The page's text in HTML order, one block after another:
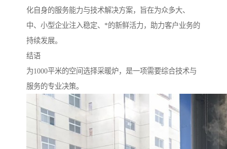
化自身的服务能力与技术解决方案，旨在为众多大、
中、小型企业注入稳定、*的新鲜活力，助力客户业务的
持续发展。
结语
为1000平米的空间选择采暖炉，是一项需要综合技术与
服务的专业决策。